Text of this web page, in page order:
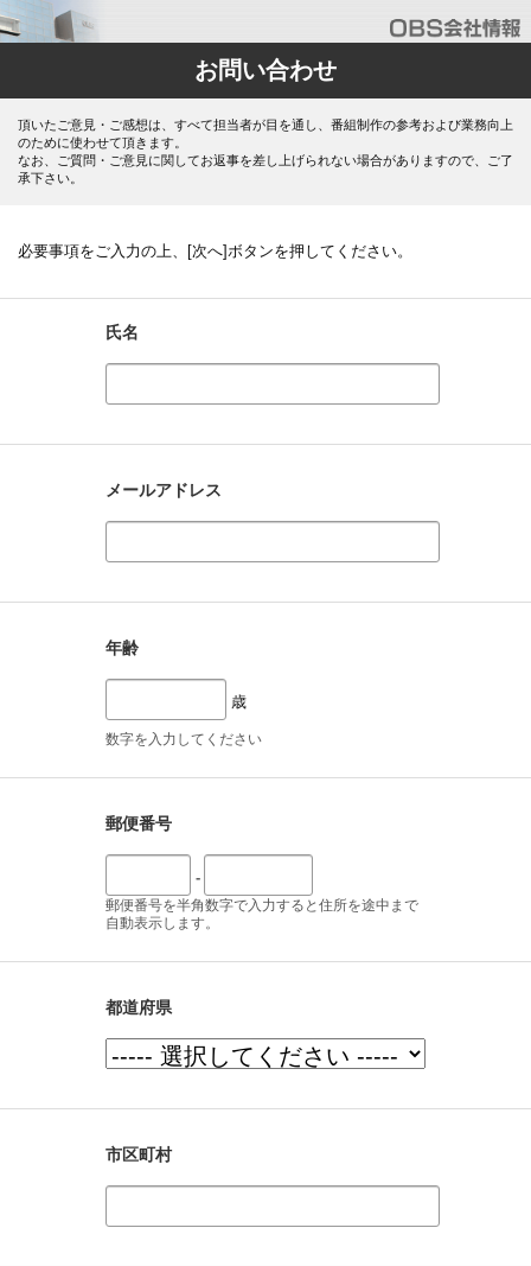
お問い合わせ
頂いたご意見・ご感想は、すべて担当者が目を通し、番組制作の参考および業務向上
のために使わせて頂きます。
なお、ご質問・ご意見に関してお返事を差し上げられない場合がありますので、ご了
承下さい。
必要事項をご入力の上、[次へ]ボタンを押してください。
氏名
メールアドレス
年齢
歳
数字を入力してください
郵便番号
-
郵便番号を半角数字で入力すると住所を途中まで
自動表示します。
都道府県
市区町村